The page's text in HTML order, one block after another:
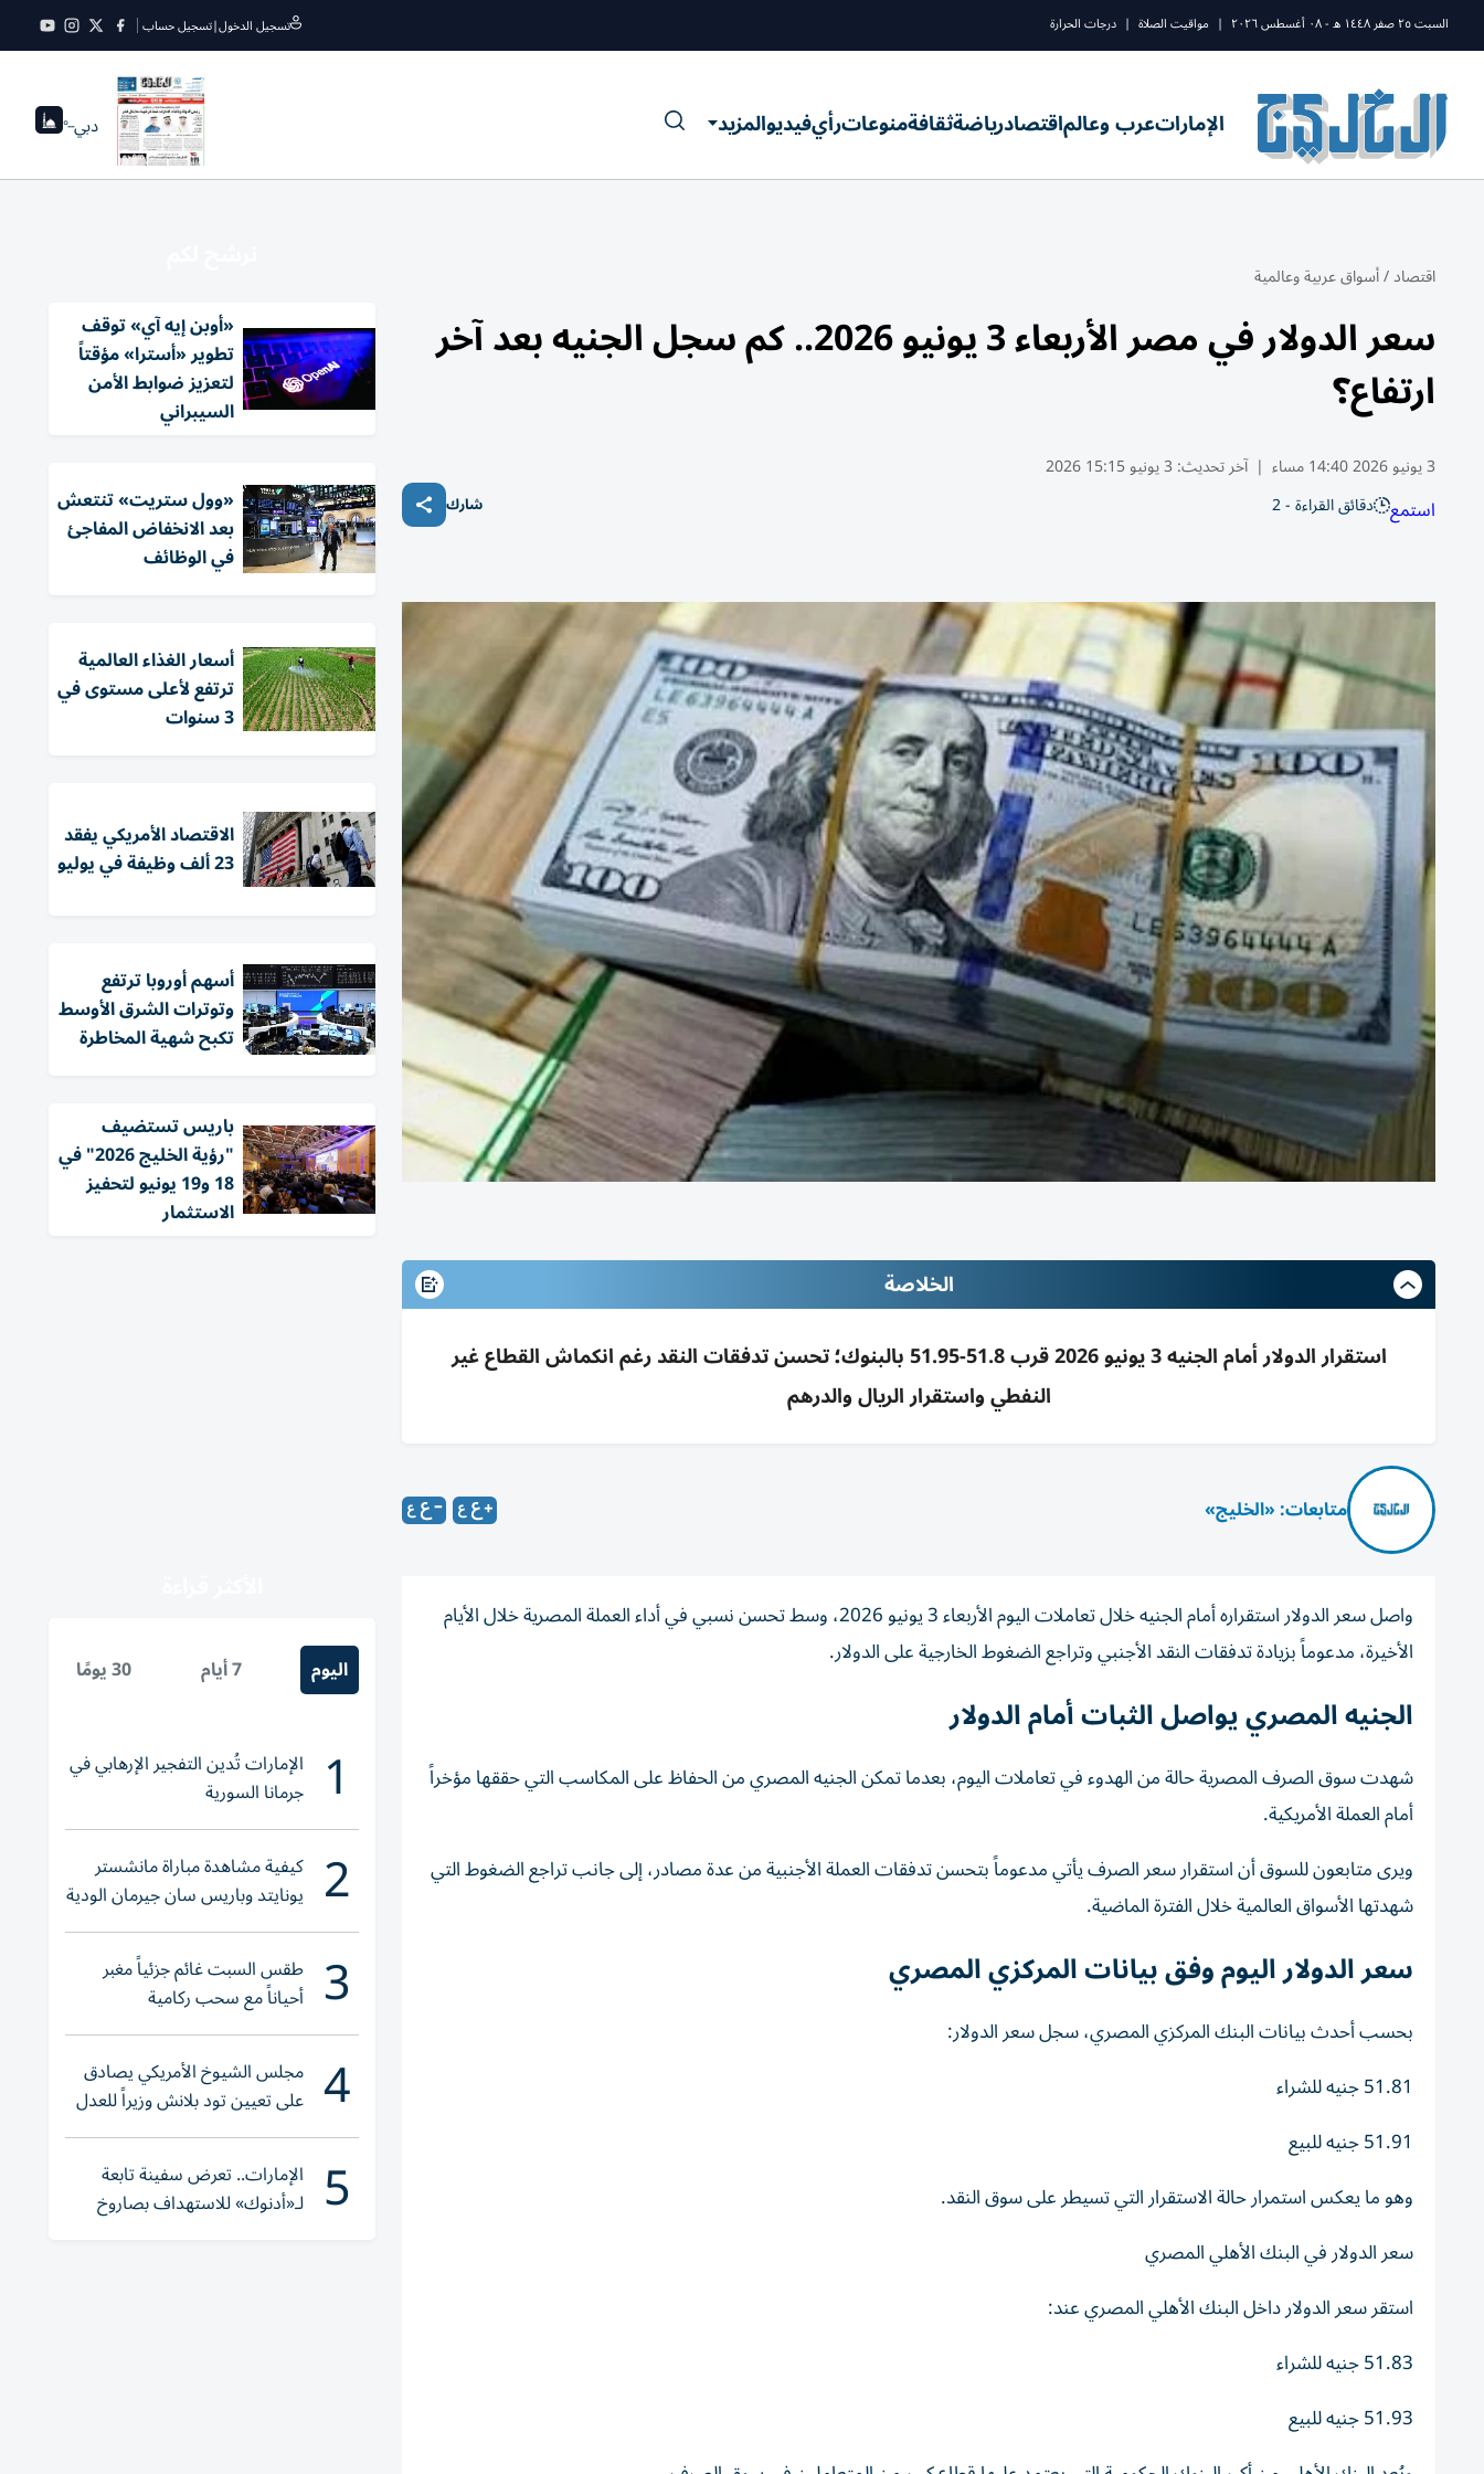
السبت ٢٥ صفر ١٤٤٨ ه - ٠٨ أغسطس ٢٠٢٦ | مواقيت الصلاة | درجات الحرارة تسجيل الدخول|تسجيل حساب
الإماراتعرب وعالماقتصادرياضةثقافةمنوعاترأيفيديوالمزيد دبي--°
اقتصاد/أسواق عربية وعالمية
سعر الدولار في مصر الأربعاء 3 يونيو 2026.. كم سجل الجنيه بعد آخر
ارتفاع؟
3 يونيو 2026 14:40 مساء | آخر تحديث: 3 يونيو 15:15 2026
استمع دقائق القراءة - 2 شارك
الخلاصة
استقرار الدولار أمام الجنيه 3 يونيو 2026 قرب 51.8-51.95 بالبنوك؛ تحسن تدفقات النقد رغم انكماش القطاع غير
النفطي واستقرار الريال والدرهم
متابعات: «الخليج»
واصل سعر الدولار استقراره أمام الجنيه خلال تعاملات اليوم الأربعاء 3 يونيو 2026، وسط تحسن نسبي في أداء العملة المصرية خلال الأيام
الأخيرة، مدعوماً بزيادة تدفقات النقد الأجنبي وتراجع الضغوط الخارجية على الدولار.
الجنيه المصري يواصل الثبات أمام الدولار
شهدت سوق الصرف المصرية حالة من الهدوء في تعاملات اليوم، بعدما تمكن الجنيه المصري من الحفاظ على المكاسب التي حققها مؤخراً
أمام العملة الأمريكية.
ويرى متابعون للسوق أن استقرار سعر الصرف يأتي مدعوماً بتحسن تدفقات العملة الأجنبية من عدة مصادر، إلى جانب تراجع الضغوط التي
شهدتها الأسواق العالمية خلال الفترة الماضية.
سعر الدولار اليوم وفق بيانات المركزي المصري
بحسب أحدث بيانات البنك المركزي المصري، سجل سعر الدولار:
51.81 جنيه للشراء
51.91 جنيه للبيع
وهو ما يعكس استمرار حالة الاستقرار التي تسيطر على سوق النقد.
سعر الدولار في البنك الأهلي المصري
استقر سعر الدولار داخل البنك الأهلي المصري عند:
51.83 جنيه للشراء
51.93 جنيه للبيع
«أوبن إيه آي» توقف
تطوير «أسترا» مؤقتاً
لتعزيز ضوابط الأمن
السيبراني
«وول ستريت» تنتعش
بعد الانخفاض المفاجئ
في الوظائف
أسعار الغذاء العالمية
ترتفع لأعلى مستوى في
3 سنوات
الاقتصاد الأمريكي يفقد
23 ألف وظيفة في يوليو
أسهم أوروبا ترتفع
وتوترات الشرق الأوسط
تكبح شهية المخاطرة
باريس تستضيف
"رؤية الخليج 2026" في
18 و19 يونيو لتحفيز
الاستثمار
اليوم 7 أيام 30 يومًا
1 الإمارات تُدين التفجير الإرهابي في
جرمانا السورية
2 كيفية مشاهدة مباراة مانشستر
يونايتد وباريس سان جيرمان الودية
والقنوات الناقلة
3 طقس السبت غائم جزئياً مغبر
أحياناً مع سحب ركامية
4 مجلس الشيوخ الأمريكي يصادق
على تعيين تود بلانش وزيراً للعدل
5 الإمارات.. تعرض سفينة تابعة
لـ«أدنوك» للاستهداف بصاروخ